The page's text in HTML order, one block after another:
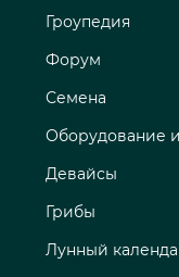
Гроупедия
Форум
Семена
Оборудование
Девайсы
Грибы
Лунный